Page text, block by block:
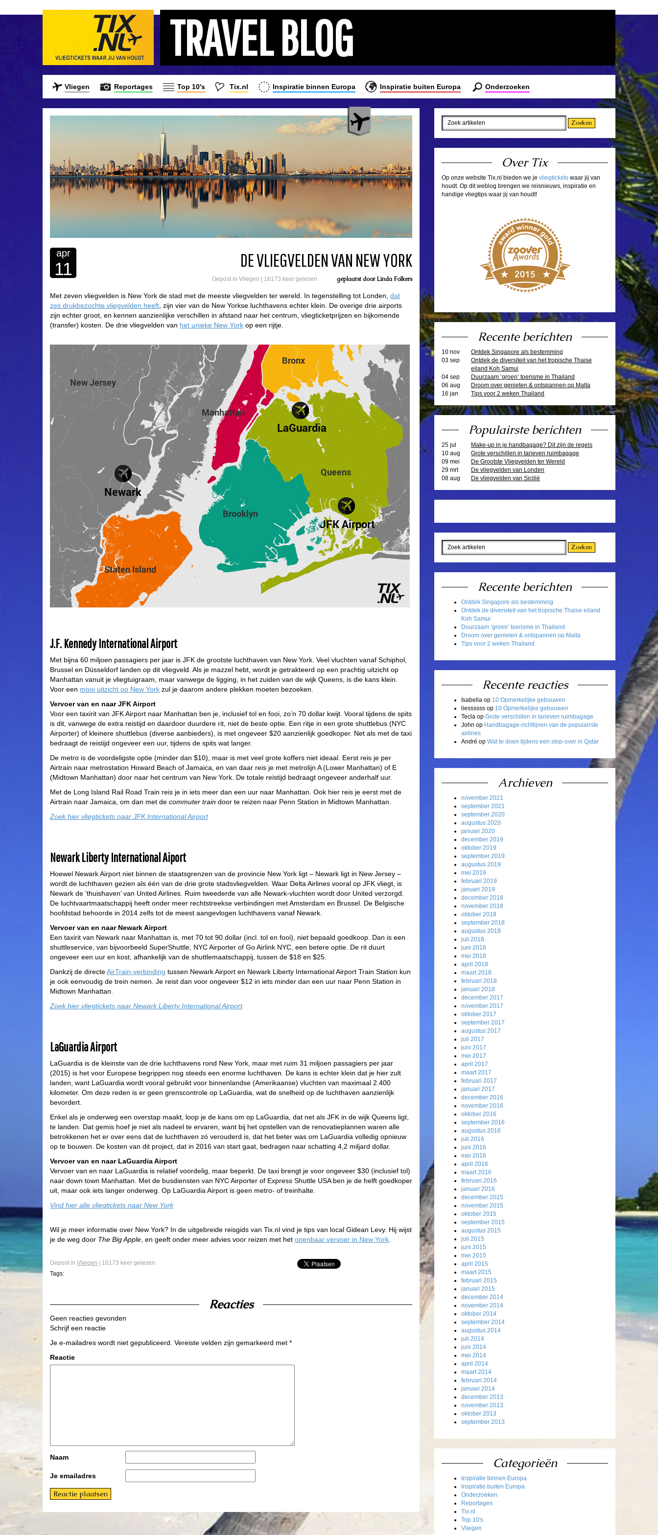
TRAVEL BLOG
Vliegen Reportages Top 10's Tix.nl Inspiratie binnen Europa Inspiratie buiten Europa Onderzoeken
apr
11 DE VLIEGVELDEN VAN NEW YORK
Gepost in Vliegen 16173 keer gelezen geplaatst doorLinda Folkers
Met zeven vliegvelden is New York de stad met de meeste vliegvelden ter wereld. In tegenstelling tot Londen, dat
zes drukbezochte vliegvelden heeft , zijn vier van de New Yorkse luchthavens echter klein. De overige drie airports
zijn echter groot, en kennen aanzienlijke verschillen in afstand naar het centrum, vliegticketprijzen en bijkomende
(transfer) kosten. De drie vliegvelden van het unieke New York op een rijtje.
J.F. Kennedy International Airport
Met bijna 60 miljoen passagiers per jaar is JFK de grootste luchthaven van New York. Veel vluchten vanaf Schiphol,
Brussel en Düsseldorf landen op dit vliegveld. Als je mazzel hebt, wordt je getrakteerd op een prachtig uitzicht op
Manhattan vanuit je vliegtuigraam, maar vanwege de ligging, in het zuiden van de wijk Queens, is die kans klein.
Voor een mooi uitzicht op New York zul je daarom andere plekken moeten bezoeken.
Vervoer van en naar JFK Airport
Voor een taxirit van JFK Airport naar Manhattan ben je, inclusief tol en fooi, zo’n 70 dollar kwijt. Vooral tijdens de spits
is dit, vanwege de extra reistijd en daardoor duurdere rit, niet de beste optie. Een ritje in een grote shuttlebus (NYC
Airporter) of kleinere shuttlebus (diverse aanbieders), is met ongeveer $20 aanzienlijk goedkoper. Net als met de taxi
bedraagt de reistijd ongeveer een uur, tijdens de spits wat langer.
De metro is de voordeligste optie (minder dan $10), maar is met veel grote koffers niet ideaal. Eerst reis je per
Airtrain naar metrostation Howard Beach of Jamaica, en van daar reis je met metrolijn A (Lower Manhattan) of E
(Midtown Manhattan) door naar het centrum van New York. De totale reistijd bedraagt ongeveer anderhalf uur.
Met de Long Island Rail Road Train reis je in iets meer dan een uur naar Manhattan. Ook hier reis je eerst met de
Airtrain naar Jamaica, om dan met de commuter train door te reizen naar Penn Station in Midtown Manhattan.
Zoek hier vliegtickets naar JFK International Airport
Newark Liberty International Aiport
Hoewel Newark Airport niet binnen de staatsgrenzen van de provincie New York ligt – Newark ligt in New Jersey –
wordt de luchthaven gezien als één van de drie grote stadsvliegvelden. Waar Delta Airlines vooral op JFK vliegt, is
Newark de ’thuishaven’ van United Airlines. Ruim tweederde van alle Newark-vluchten wordt door United verzorgd.
De luchtvaartmaatschappij heeft onder meer rechtstreekse verbindingen met Amsterdam en Brussel. De Belgische
hoofdstad behoorde in 2014 zelfs tot de meest aangevlogen luchthavens vanaf Newark.
Vervoer van en naar Newark Airport
Een taxirit van Newark naar Manhattan is, met 70 tot 90 dollar (incl. tol en fooi), niet bepaald goedkoop. Dan is een
shuttleservice, van bijvoorbeeld SuperShuttle, NYC Airporter of Go Airlink NYC, een betere optie. De rit duurt
ongeveer een uur en kost, afhankelijk van de shuttlemaatschappij, tussen de $18 en $25.
Dankzij de directeAirTrain-verbinding tussen Newark Airport en Newark Liberty International Airport Train Station kun
je ook eenvoudig de trein nemen. Je reist dan voor ongeveer $12 in iets minder dan een uur naar Penn Station in
Midtown Manhattan.
Zoek hier vliegtickets naar Newark Liberty International Airport
LaGuardia Airport
LaGuardia is de kleinste van de drie luchthavens rond New York, maar met ruim 31 miljoen passagiers per jaar
(2015) is het voor Europese begrippen nog steeds een enorme luchthaven. De kans is echter klein dat je hier zult
landen, want LaGuardia wordt vooral gebruikt voor binnenlandse (Amerikaanse) vluchten van maximaal 2.400
kilometer. Om deze reden is er geen grenscontrole op LaGuardia, wat de snelheid op de luchthaven aanzienlijk
bevordert.
Enkel als je onderweg een overstap maakt, loop je de kans om op LaGuardia, dat net als JFK in de wijk Queens ligt,
te landen. Dat gemis hoef je niet als nadeel te ervaren, want bij het opstellen van de renovatieplannen waren alle
betrokkenen het er over eens dat de luchthaven zó verouderd is, dat het beter was om LaGuardia volledig opnieuw
op te bouwen. De kosten van dit project, dat in 2016 van start gaat, bedragen naar schatting 4,2 miljard dollar.
Vervoer van en naar LaGuardia Airport
Vervoer van en naar LaGuardia is relatief voordelig, maar beperkt. De taxi brengt je voor ongeveer $30 (inclusief tol)
naar down town Manhattan. Met de busdiensten van NYC Airporter of Express Shuttle USA ben je de helft goedkoper
uit, maar ook iets langer onderweg. Op LaGuardia Airport is geen metro- of treinhalte.
Vind hier alle vliegtickets naar New York
Wil je meer informatie over New York? In de uitgebreide reisgids van Tix.nl vind je tips van local Gidean Levy. Hij wijst
je de weg door The Big Apple , en geeft onder meer advies voor reizen met het openbaar vervoer in New York
Gepost in Vliegen | 16173 keer gelezen
Tags:
Reacties
Geen reacties gevonden
Schrijf een reactie
Je e-mailadres wordt niet gepubliceerd. Vereiste velden zijn gemarkeerd met *
Reactie
Naam
Je emailadres
Over Tix
Op onze website Tix.nl bieden we je vliegtickets waar jij van
houdt. Op dit weblog brengen we reisnieuws, inspiratie en
handige vliegtips waar jij van houdt!
Recente berichten
10 nov
Ontdek Singapore als bestemming
03 sep
Ontdek de diversiteit van het tropische Thaise
eiland Koh Samui
04 sep
Duurzaam ‘groen’ toerisme in Thailand
06 aug
Droom over genieten & ontspannen op Malta
16 jan
Tips voor 2 weken Thailand
Populairste berichten
25 jul
Make-up in je handbagage? Dit zijn de regels
10 aug
Grote verschillen in tarieven ruimbagage
09 mei
De Grootste Vliegvelden ter Wereld
29 mrt
De vliegvelden van Londen
08 aug
De vliegvelden van Sicilië
Recente berichten
Ontdek Singapore als bestemming
Ontdek de diversiteit van het tropische Thaise eiland
Koh Samui
Duurzaam ‘groen’ toerisme in Thailand
Droom over genieten & ontspannen op Malta
Tips voor 2 weken Thailand
Recente reacties
Isabella op 10 Opmerkelijke gebouwen
liessssss op 10 Opmerkelijke gebouwen
Tecla op Grote verschillen in tarieven ruimbagage
John op Handbagage-richtlijnen van de populairste
airlines
André op Wat te doen tijdens een stop-over in Qatar
Archieven
november 2021
september 2021
september 2020
augustus 2020
januari 2020
december 2019
oktober 2019
september 2019
augustus 2019
mei 2019
februari 2019
januari 2019
december 2018
november 2018
oktober 2018
september 2018
augustus 2018
juli 2018
juni 2018
mei 2018
april 2018
maart 2018
februari 2018
januari 2018
december 2017
november 2017
oktober 2017
september 2017
augustus 2017
juli 2017
juni 2017
mei 2017
april 2017
maart 2017
februari 2017
januari 2017
december 2016
november 2016
oktober 2016
september 2016
augustus 2016
juli 2016
juni 2016
mei 2016
april 2016
maart 2016
februari 2016
januari 2016
december 2015
november 2015
oktober 2015
september 2015
augustus 2015
juli 2015
juni 2015
mei 2015
april 2015
maart 2015
februari 2015
januari 2015
december 2014
november 2014
oktober 2014
september 2014
augustus 2014
juli 2014
juni 2014
mei 2014
april 2014
maart 2014
februari 2014
januari 2014
december 2013
november 2013
oktober 2013
september 2013
Categorieën
Inspiratie binnen Europa
Inspiratie buiten Europa
Onderzoeken
Reportages
Tix.nl
Top 10's
Vliegen